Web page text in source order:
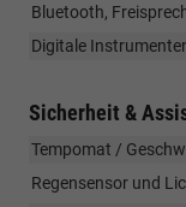
Bluetooth,
Digitale
Sicherheit &
Tempomat /
Regensensor und